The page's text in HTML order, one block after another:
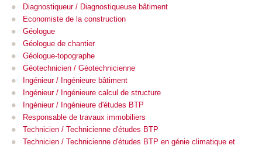
Diagnostiqueur / Diagnostiqueuse bâtiment
Economiste de la construction
Géologue
Géologue de chantier
Géologue-topographe
Géotechnicien / Géotechnicienne
Ingénieur / Ingénieure bâtiment
Ingénieur / Ingénieure calcul de structure
Ingénieur / Ingénieure d'études BTP
Responsable de travaux immobiliers
Technicien / Technicienne d'études BTP
Technicien / Technicienne d'études BTP en génie climatique et